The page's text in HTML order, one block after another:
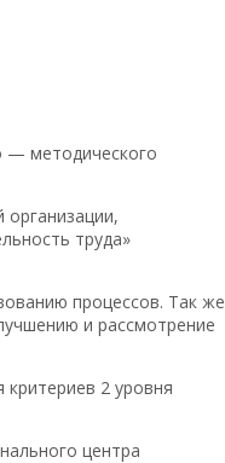
— методического
труда»
процессов. Так же
и рассмотрение
2 уровня
центра